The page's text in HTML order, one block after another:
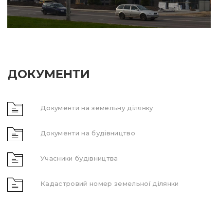
ДОКУМЕНТИ
Документи на земельну ділянку
Документи на будівництво
Учасники будівництва
Кадастровий номер земельної ділянки